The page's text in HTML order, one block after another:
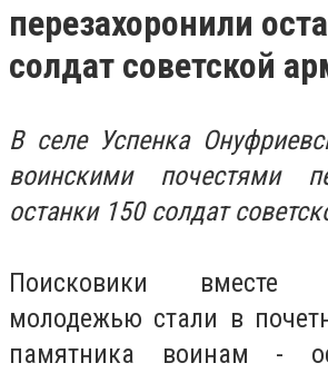
перезахоронили
солдат советской
В селе Успенка
воинскими почестями
останки 150 солдат
Поисковики
молодежью стали в
памятника воинам -